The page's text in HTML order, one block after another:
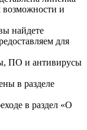
и
найдете
для
ПО и антивирусы
в разделе
в раздел «О